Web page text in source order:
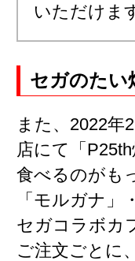
いただけま
セガのたい
また、2022年
店にて「
食べるのがも
「モルガナ
セガコラボカ
ご注文ごとに